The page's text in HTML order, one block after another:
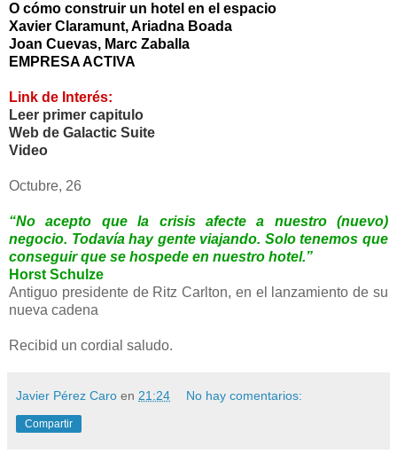
O cómo construir un hotel en el espacio
Xavier Claramunt, Ariadna Boada
Joan Cuevas, Marc Zaballa
EMPRESA ACTIVA
Link de Interés:
Leer primer capitulo
Web de Galactic Suite
Video
Octubre, 26
“No acepto que la crisis afecte a nuestro (nuevo)
negocio. Todavía hay gente viajando. Solo tenemos que
conseguir que se hospede en nuestro hotel.”
Horst Schulze
Antiguo presidente de Ritz Carlton, en el lanzamiento de su
nueva cadena
Recibid un cordial saludo.
Javier Pérez Caro en 21:24 No hay comentarios:
Compartir